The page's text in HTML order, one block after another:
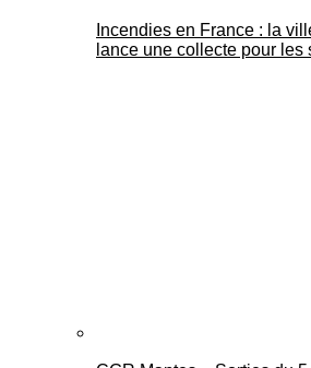
Incendies en France : la
lance une collecte pour les